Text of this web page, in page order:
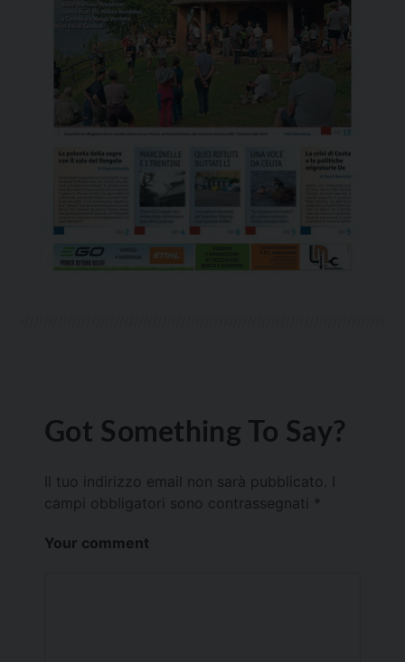
Got Something To Say?
Il tuo indirizzo email non sarà pubblicato.
campi obbligatori sono contrassegnati *
Your comment